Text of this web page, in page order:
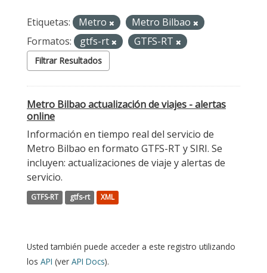
Etiquetas: Metro
Metro Bilbao
Formatos:
gtfs-rt GTFS-RT
Filtrar Resultados
Metro Bilbao actualización de viajes - alertas
online
Información en tiempo real del servicio de
Metro Bilbao en formato GTFS-RT y SIRI. Se
incluyen: actualizaciones de viaje y alertas de
servicio.
GTFS-RT gtfs-rt XML
Usted también puede acceder a este registro utilizando
los API (ver API Docs).